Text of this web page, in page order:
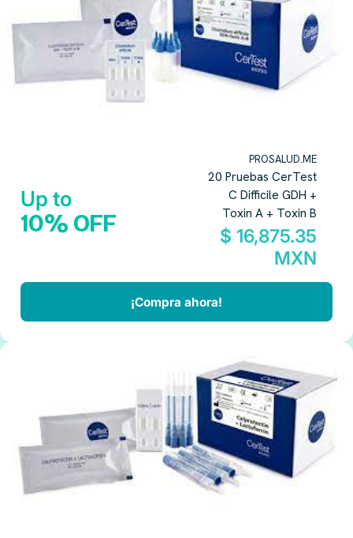
Up to
10% OFF
PROSALUD.ME
20 Pruebas CerTest
C Difficile GDH +
Toxin A + Toxin B
$ 16,875.35
MXN
¡Compra ahora!